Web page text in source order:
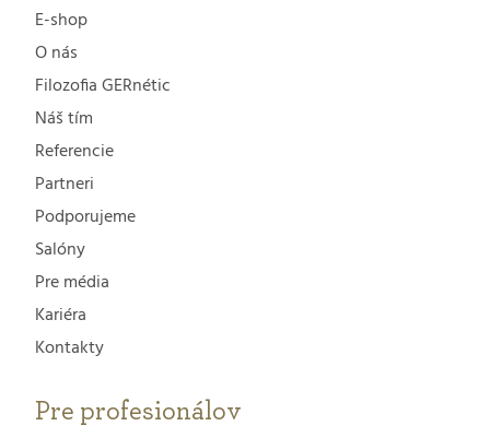
E-shop
O nás
Filozofia GERnétic
Náš tím
Referencie
Partneri
Podporujeme
Salóny
Pre média
Kariéra
Kontakty
Pre profesionálov